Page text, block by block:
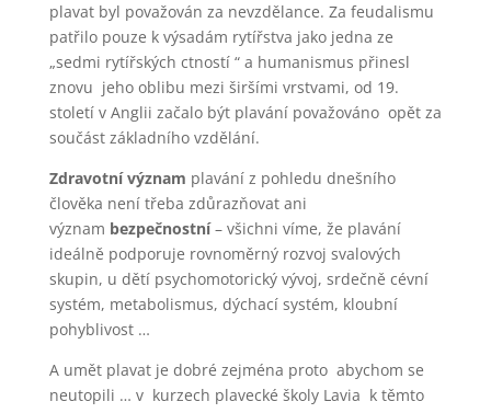
plavat byl považován za nevzdělance. Za feudalismu
patřilo pouze k výsadám rytířstva jako jedna ze
„sedmi rytířských ctností “ a humanismus přinesl
znovu jeho oblibu mezi širšími vrstvami, od 19.
století v Anglii začalo být plavání považováno opět za
součást základního vzdělání.
Zdravotní význam plavání z pohledu dnešního
člověka není třeba zdůrazňovat ani
význam bezpečnostní– všichni víme, že plavání
ideálně podporuje rovnoměrný rozvoj svalových
skupin, u dětí psychomotorický vývoj, srdečně cévní
systém, metabolismus, dýchací systém, kloubní
pohyblivost …
A umět plavat je dobré zejména proto abychom se
neutopili … v kurzech plavecké školy Lavia k těmto